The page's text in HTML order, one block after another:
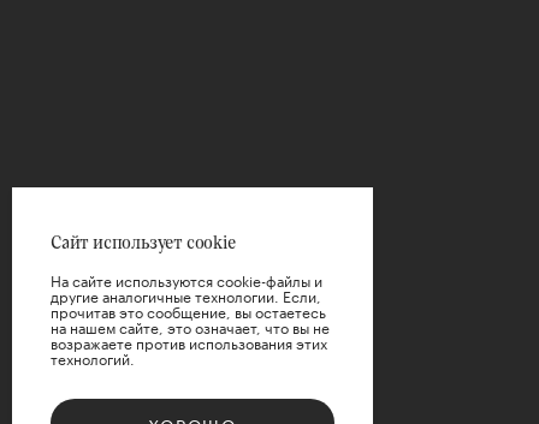
Сайт использует cookie
На сайте используются cookie-файлы и
другие аналогичные технологии. Если,
прочитав это сообщение, вы остаетесь
на нашем сайте, это означает, что вы не
возражаете против использования этих
технологий.